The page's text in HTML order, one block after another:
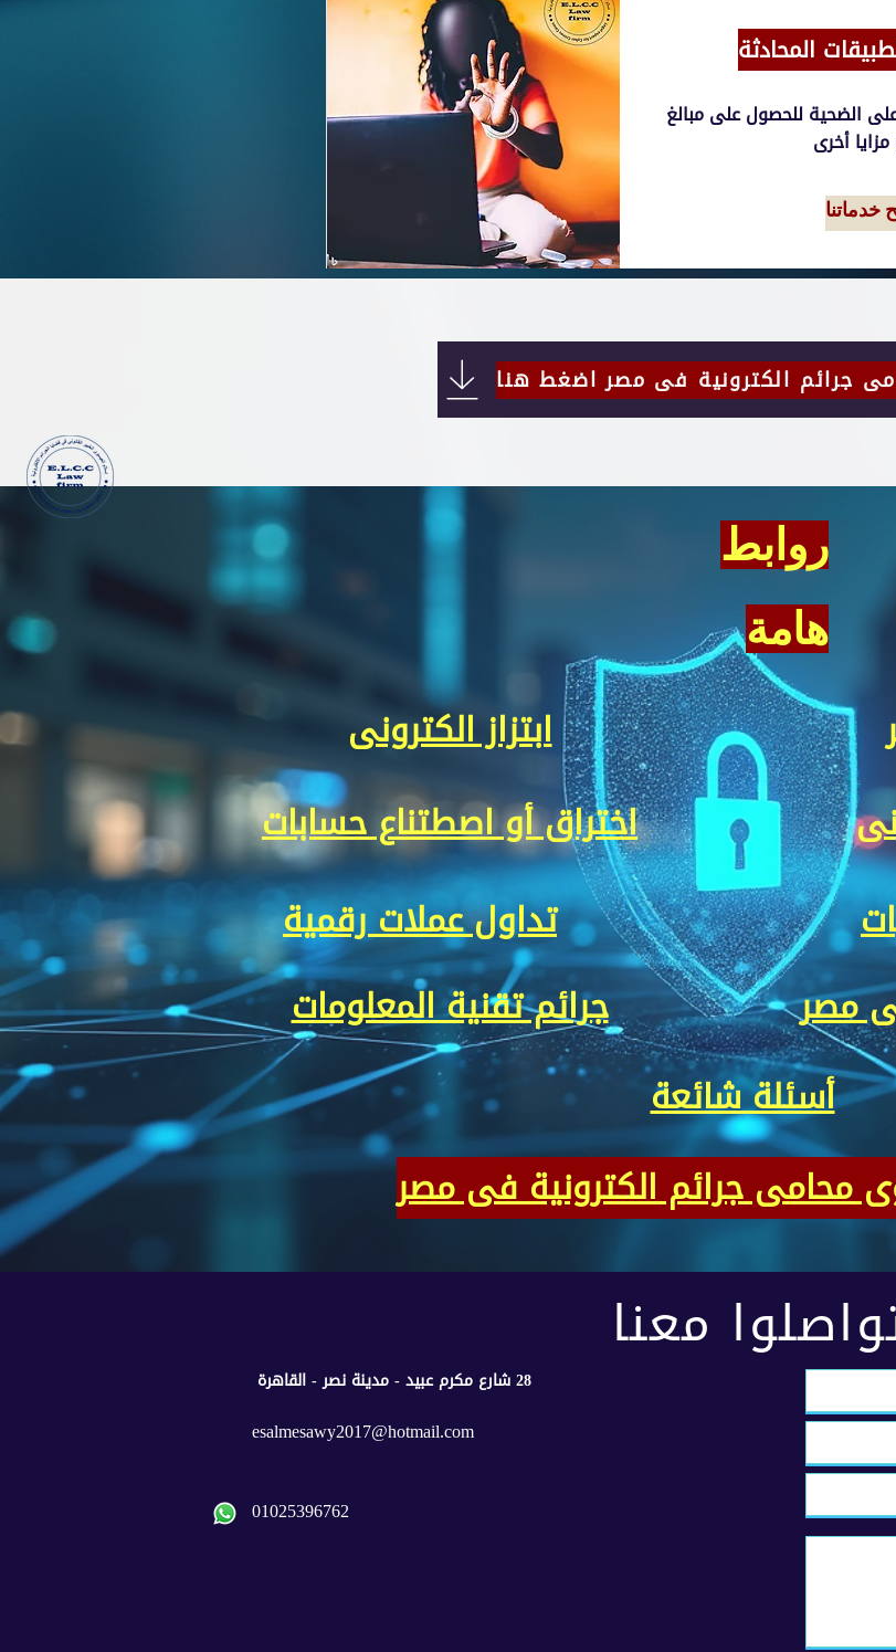
المحادثة
الضحية للحصول على مبالغ
روابط
هامة
ابتزاز الكترونى
اختراق أو اصطتناع حسابات
تداول عملات رقمية
جرائم تقنية المعلومات
مصر
أسئلة شائعة
محامى جرائم الكترونية فى مصر
معنا
28 شارع مكرم عبيد - مدينة نصر - القاهرة
esalmesawy2017@hotmail.com
01025396762